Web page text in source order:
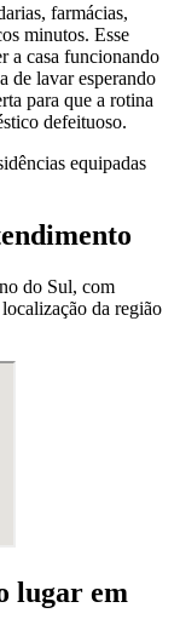
farmácias,
minutos. Esse
a casa funcionando
de lavar esperando
para que a rotina
defeituoso.
equipadas
do Sul, com
da região
lugar em